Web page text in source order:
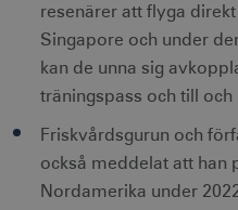
resenärer att flyga
Singapore och under
kan de unna sig
träningspass och till
Friskvårdsgurun och
också meddelat att han
Nordamerika under